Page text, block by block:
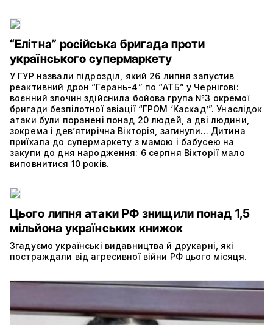
“Елітна” російська бригада проти
українського супермаркету
У ГУР назвали підрозділ, який 26 липня запустив
реактивний дрон “Герань-4” по “АТБ” у Чернігові:
воєнний злочин здійснила бойова група №3 окремої
бригади безпілотної авіації “ГРОМ ‘Каскад’”. Унаслідок
атаки були поранені понад 20 людей, а дві людини,
зокрема і дев’ятирічна Вікторія, загинули… Дитина
приїхала до супермаркету з мамою і бабусею на
закупи до дня народження: 6 серпня Вікторії мало
виповнитися 10 років.
Цього липня атаки РФ знищили понад 1,5
мільйона українських книжок
Згадуємо українські видавництва й друкарні, які
постраждали від агресивної війни РФ цього місяця.